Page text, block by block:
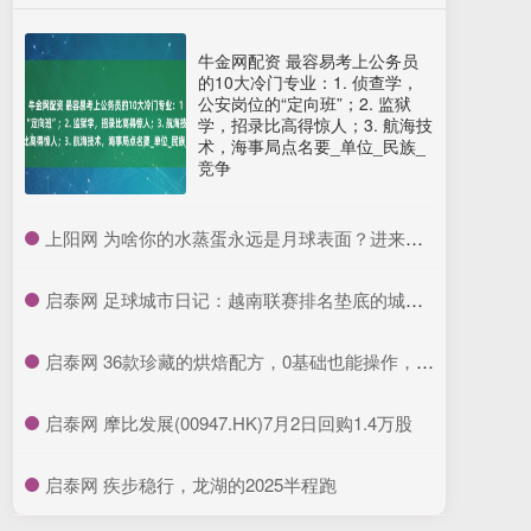
牛金网配资 最容易考上公务员
的10大冷门专业：1. 侦查学，
公安岗位的“定向班”；2. 监狱
学，招录比高得惊人；3. 航海技
术，海事局点名要_单位_民族_
竞争
​上阳网 为啥你的水蒸蛋永远是月球表面？进来，我教你_蒸锅_温水_镜面
​启泰网 足球城市日记：越南联赛排名垫底的城市，不止叫岘港
​启泰网 36款珍藏的烘焙配方，0基础也能操作，先收藏起来
​启泰网 摩比发展(00947.HK)7月2日回购1.4万股
​启泰网 疾步稳行，龙湖的2025半程跑